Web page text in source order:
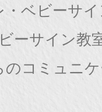
ベビーサ
ーサイン教
のコミュニ